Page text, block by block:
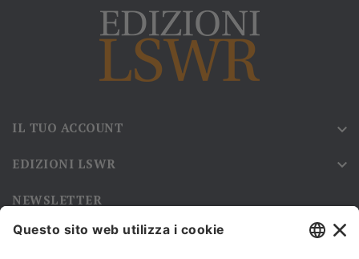
IL TUO ACCOUNT 
EDIZIONI LSWR 
NEWSLETTER
Iscriviti alla nostra newsletter e rimani sempre aggiornato sulle